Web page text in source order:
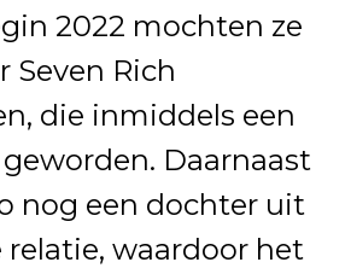
2022 mochten ze
Seven Rich
die inmiddels een
Daarnaast
nog een dochter uit
relatie, waardoor het